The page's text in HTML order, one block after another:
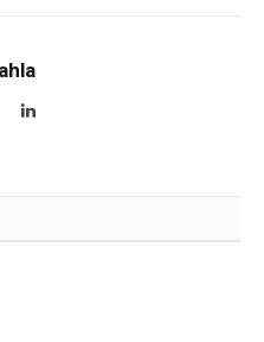
LinkedIn